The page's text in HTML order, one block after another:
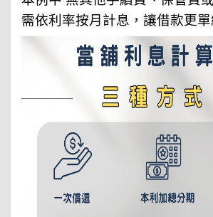
需依利率按月計息，讓借款更單